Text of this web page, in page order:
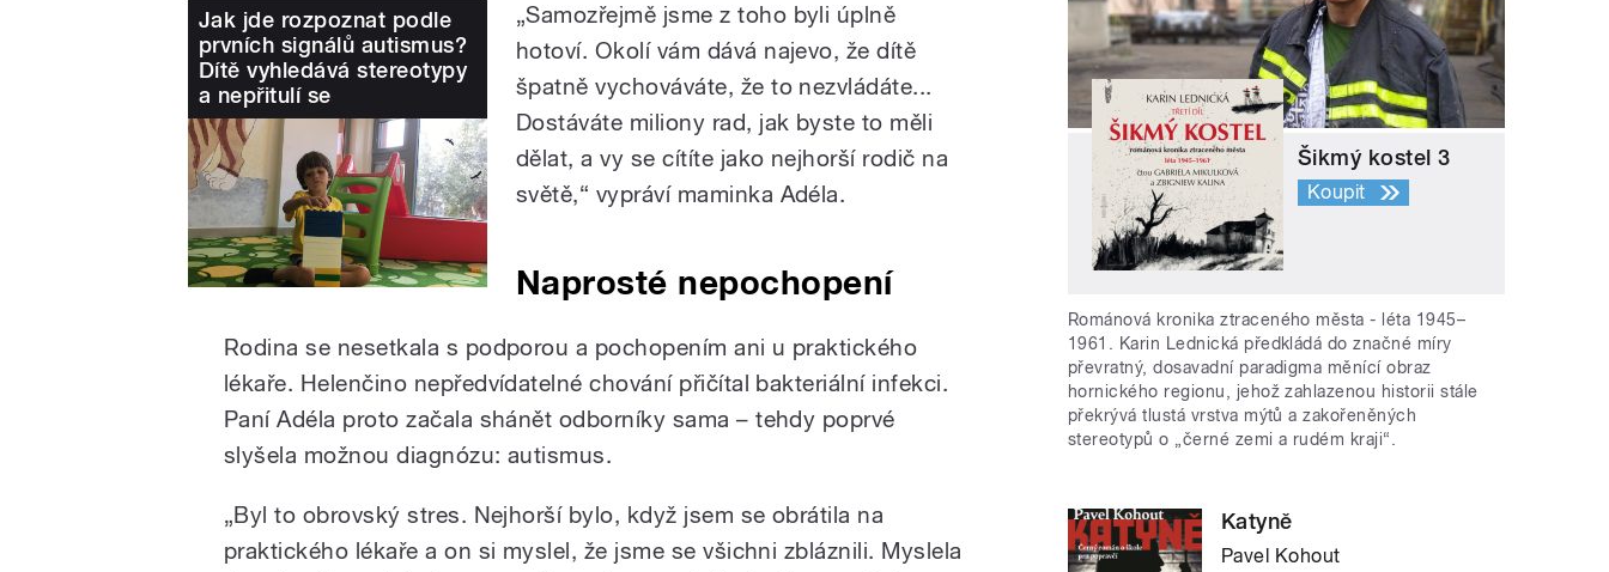
Jak jde rozpoznat podle
prvních signálů autismus?
Dítě vyhledává stereotypy
a nepřitulí se
„Samozřejmě jsme z toho byli úplně
hotoví. Okolí vám dává najevo, že dítě
špatně vychováváte, že to nezvládáte...
Dostáváte miliony rad, jak byste to měli
dělat, a vy se cítíte jako nejhorší rodič na
světě,“ vypráví maminka Adéla.
Naprosté nepochopení
Rodina se nesetkala s podporou a pochopením ani u praktického
lékaře. Helenčino nepředvídatelné chování přičítal bakteriální infekci.
Paní Adéla proto začala shánět odborníky sama – tehdy poprvé
slyšela možnou diagnózu: autismus.
„Byl to obrovský stres. Nejhorší bylo, když jsem se obrátila na
praktického lékaře a on si myslel, že jsme se všichni zbláznili. Myslela
Šikmý kostel 3
Koupit
Románová kronika ztraceného města - léta 1945–
1961. Karin Lednická předkládá do značné míry
převratný, dosavadní paradigma měnící obraz
hornického regionu, jehož zahlazenou historii stále
překrývá tlustá vrstva mýtů a zakořeněných
stereotypů o „černé zemi a rudém kraji“.
Katyně
Pavel Kohout